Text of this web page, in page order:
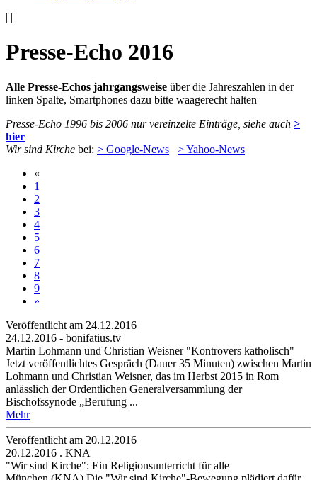
| |
Presse-Echo 2016
Alle Presse-Echos jahrgangsweise über die Jahreszahlen in der
linken Spalte, Smartphones dazu bitte waagerecht halten
Presse-Echo 1996 bis 2006 nur vereinzelte Einträge, siehe auch >
hier
Wir sind Kirche bei: > Google-News
> Yahoo-News
«
1
2
3
4
5
6
7
8
9
»
Veröffentlicht am 24­.12.2016
24.12.2016 - bonifatius.tv
Martin Lohmann und Christian Weisner "Kontrovers katholisch"
Jetzt veröffentlichtes Gespräch (Dauer 35 Minuten) zwischen Martin
Lohmann und Christian Weisner, das im Herbst 2015 in Rom
anlässlich der Ordentlichen Generalversammlung der
Bischofssynode „Berufung ...
Mehr
Veröffentlicht am 20­.12.2016
20.12.2016 . KNA
"Wir sind Kirche": Ein Religionsunterricht für alle